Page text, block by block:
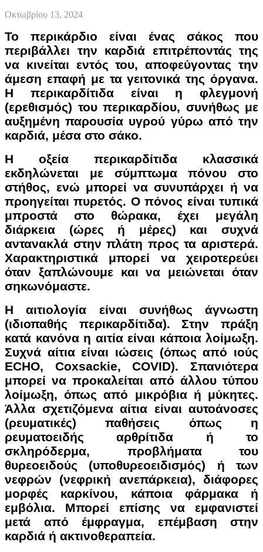
Οκτωβρίου 13, 2024
Το περικάρδιο είναι ένας σάκος που
περιβάλλει την καρδιά επιτρέποντάς της
να κινείται εντός του, αποφεύγοντας την
άμεση επαφή με τα γειτονικά της όργανα.
Η περικαρδίτιδα είναι η φλεγμονή
(ερεθισμός) του περικαρδίου, συνήθως με
αυξημένη παρουσία υγρού γύρω από την
καρδιά, μέσα στο σάκο.
Η οξεία περικαρδίτιδα κλασσικά
εκδηλώνεται με σύμπτωμα πόνου στο
στήθος, ενώ μπορεί να συνυπάρχει ή να
προηγείται πυρετός. Ο πόνος είναι τυπικά
μπροστά στο θώρακα, έχει μεγάλη
διάρκεια (ώρες ή μέρες) και συχνά
αντανακλά στην πλάτη προς τα αριστερά.
Χαρακτηριστικά μπορεί να χειροτερεύει
όταν ξαπλώνουμε και να μειώνεται όταν
σηκωνόμαστε.
Η αιτιολογία είναι συνήθως άγνωστη
(ιδιοπαθής περικαρδίτιδα). Στην πράξη
κατά κανόνα η αιτία είναι κάποια λοίμωξη.
Συχνά αίτια είναι ιώσεις (όπως από ιούς
ECHO, Coxsackie, COVID). Σπανιότερα
μπορεί να προκαλείται από άλλου τύπου
λοίμωξη, όπως από μικρόβια ή μύκητες.
Άλλα σχετιζόμενα αίτια είναι αυτοάνοσες
(ρευματικές) παθήσεις όπως η
ρευματοειδής αρθρίτιδα ή το
σκληρόδερμα, προβλήματα του
θυρεοειδούς (υποθυρεοειδισμός) ή των
νεφρών (νεφρική ανεπάρκεια), διάφορες
μορφές καρκίνου, κάποια φάρμακα ή
εμβόλια. Μπορεί επίσης να εμφανιστεί
μετά από έμφραγμα, επέμβαση στην
καρδιά ή ακτινοθεραπεία.